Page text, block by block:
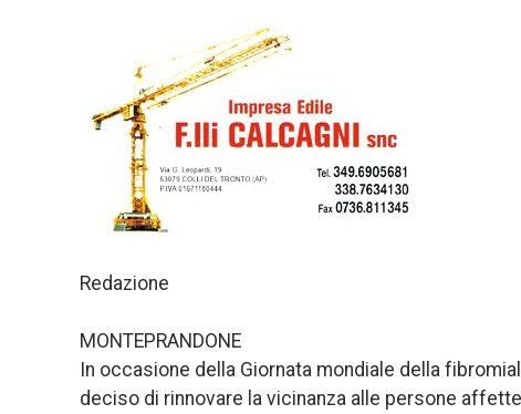
Redazione
MONTEPRANDONE
In occasione della Giornata mondiale della
deciso di rinnovare la vicinanza alle persone